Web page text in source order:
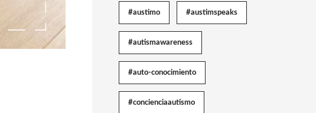
#austimo #austimspeaks
#autismawareness
#auto-conocimiento
#concienciaautismo